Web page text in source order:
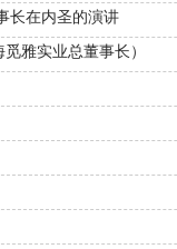
长在内圣的演讲
雅实业总董事长）